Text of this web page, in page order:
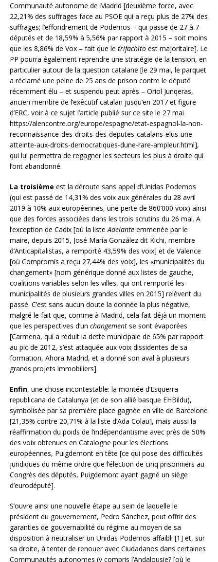
Communauté autonome de Madrid [deuxième force, avec
22,21% des suffrages face au PSOE qui a reçu plus de 27% des
suffrages; l’effondrement de Podemos – qui passe de 27 à 7
députés et de 18,59% à 5,56% par rapport à 2015 – soit moins
que les 8,86% de Vox – fait que le trifachito est majoritaire]. Le
PP pourra également reprendre une stratégie de la tension, en
particulier autour de la question catalane [le 29 mai, le parquet
a réclamé une peine de 25 ans de prison contre le député
récemment élu – et suspendu peut après – Oriol Junqeras,
ancien membre de l’exécutif catalan jusqu’en 2017 et figure
d’ERC, voir à ce sujet l’article publié sur ce site le 27 mai
https://alencontre.org/europe/espagne/etat-espagnol-la-non-
reconnaissance-des-droits-des-deputes-catalans-elus-une-
atteinte-aux-droits-democratiques-dune-rare-ampleur.html],
qui lui permettra de regagner les secteurs les plus à droite qui
l’ont abandonné.
La troisième est la déroute sans appel d’Unidas Podemos
(qui est passé de 14,31% des voix aux générales du 28 avril
2019 à 10% aux européennes, une perte de 860’000 voix) ainsi
que des forces associées dans les trois scrutins du 26 mai. A
l’exception de Cadix [où la liste Adelante emmenée par le
maire, depuis 2015, José María González dit Kichi, membre
d’Anticapitalistas, a remporté 43,59% des voix] et de Valence
[où Compromís a reçu 27,44% des voix], les «municipalités du
changement» [nom générique donné aux listes de gauche,
coalitions variables selon les villes, qui ont remporté les
municipalités de plusieurs grandes villes en 2015] relèvent du
passé. C’est sans aucun doute la donnée la plus négative,
malgré le fait que, comme à Madrid, cela fait déjà un moment
que les perspectives d’un changement se sont évaporées
[Carmena, qui a réduit la dette municipale de 65% par rapport
au pic de 2012, s’est attaquée aux voix dissidentes de sa
formation, Ahora Madrid, et a donné son aval à plusieurs
grands projets immobiliers].
Enfin, une chose incontestable: la montée d’Esquerra
republicana de Catalunya (et de son allié basque EHBildu),
symbolisée par sa première place gagnée en ville de Barcelone
[21,35% contre 20,71% à la liste d’Ada Colau], mais aussi la
réaffirmation du poids de l’indépendantisme avec près de 50%
des voix obtenues en Catalogne pour les élections
européennes, Puigdemont en tête [ce qui pose des difficultés
juridiques du même ordre que l’élection de cinq prisonniers au
Congrès des députés, Puigdemont ayant gagné un siège
d’eurodéputé].
S’ouvre ainsi une nouvelle étape au sein de laquelle le
président du gouvernement, Pedro Sánchez, peut offrir des
garanties de gouvernabilité du régime au moyen de sa
disposition à neutraliser un Unidas Podemos affaibli [1] et, sur
sa droite, à tenter de renouer avec Ciudadanos dans certaines
Communautés autonomes (y compris l’Andalousie? [où le